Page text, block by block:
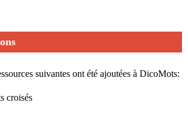
suivantes ont été ajoutées à DicoMots:
croisés